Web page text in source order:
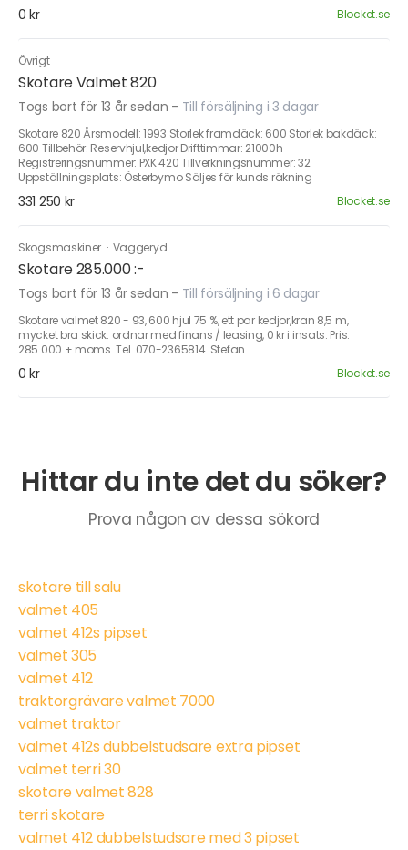
0 kr Blocket.se
Övrigt
Skotare Valmet 820
Togs bort för 13 år sedan - Till försäljning i 3 dagar
Skotare 820 Årsmodell: 1993 Storlek framdäck: 600 Storlek bakdäck:
600 Tillbehör: Reservhjul,kedjor Drifttimmar: 21000h
Registreringsnummer: PXK 420 Tillverkningsnummer: 32
Uppställningsplats: Österbymo Säljes för kunds räkning
331 250 kr Blocket.se
Skogsmaskiner · Vaggeryd
Skotare 285.000 :-
Togs bort för 13 år sedan - Till försäljning i 6 dagar
Skotare valmet 820 - 93, 600 hjul 75 %, ett par kedjor,kran 8,5 m,
mycket bra skick. ordnar med finans / leasing, 0 kr i insats. Pris.
285.000 + moms. Tel. 070-2365814. Stefan.
0 kr Blocket.se
Hittar du inte det du söker?
Prova någon av dessa sökord
skotare till salu
valmet 405
valmet 412s pipset
valmet 305
valmet 412
traktorgrävare valmet 7000
valmet traktor
valmet 412s dubbelstudsare extra pipset
valmet terri 30
skotare valmet 828
terri skotare
valmet 412 dubbelstudsare med 3 pipset